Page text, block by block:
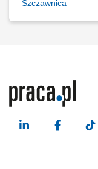
Szczawnica